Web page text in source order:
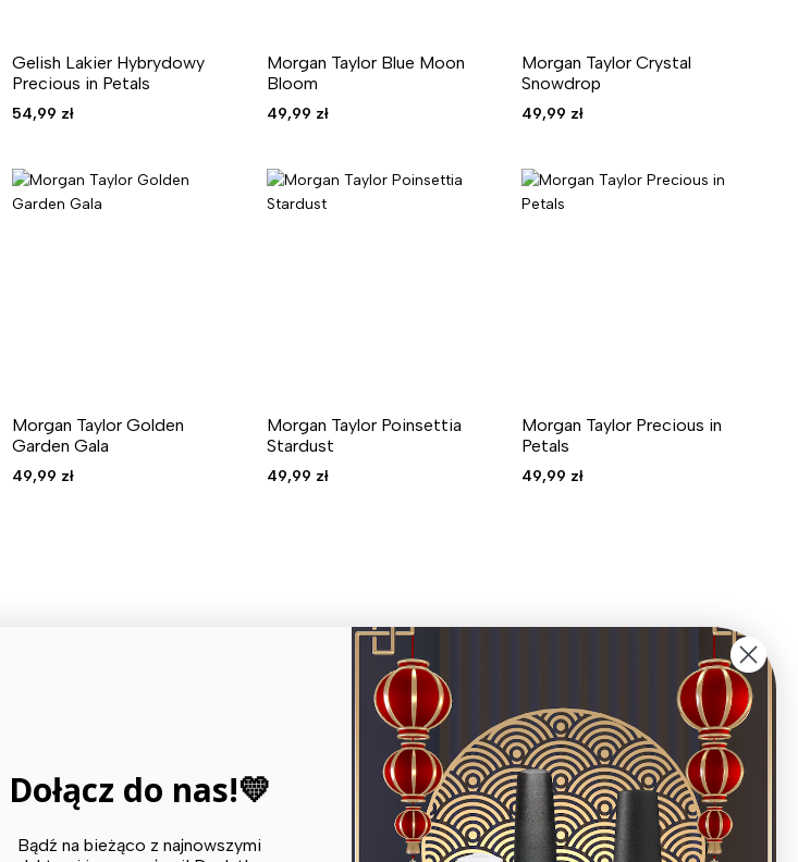
Gelish Lakier Hybrydowy
Precious in Petals
54,99 zł
Morgan Taylor Blue Moon
Bloom
49,99 zł
Morgan Taylor Crystal
Snowdrop
49,99 zł
Morgan Taylor Golden
Garden Gala
49,99 zł
Morgan Taylor Poinsettia
Stardust
49,99 zł
Morgan Taylor Precious in
Petals
49,99 zł
Zapisz się do newslettera
Zapisz się i zaklep najnowsze produkty,
wyprzedaże oraz informacje o wydarzeniach i
więcej.
Dołącz do nas!💛
Bądź na bieżąco z najnowszymi